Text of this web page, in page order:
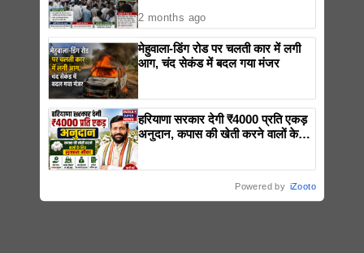
2 months ago
मेहुवाला-डिंग रोड पर चलती कार में लगी
आग, चंद सेकंड में बदल गया मंजर
हरियाणा सरकार देगी ₹4000 प्रति एकड़
अनुदान, कपास की खेती करने वालों के
Powered by iZooto